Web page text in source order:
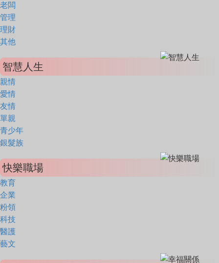
老闆
管理
理財
其他
智慧人生
親情
愛情
友情
單親
青少年
銀髮族
快樂職場
教育
企業
粉領
科技
醫護
藝文